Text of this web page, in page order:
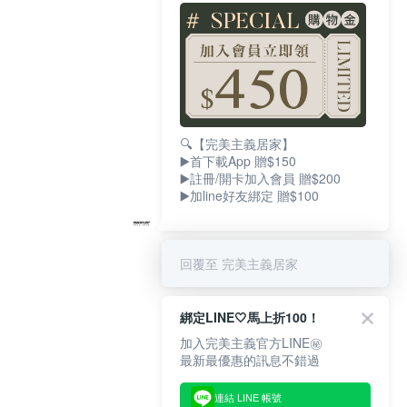
🔍【完美主義居家】
▶️首下載App 贈$150
▶️註冊/開卡加入會員 贈$200
▶️加line好友綁定 贈$100
回覆至 完美主義居家
綁定LINE🤍馬上折100！
加入完美主義官方LINE㊙
最新最優惠的訊息不錯過
連結 LINE 帳號